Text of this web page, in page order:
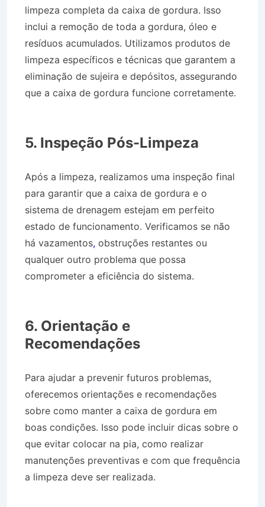
limpeza completa da caixa de gordura. Isso
inclui a remoção de toda a gordura, óleo e
resíduos acumulados. Utilizamos produtos de
limpeza específicos e técnicas que garantem a
eliminação de sujeira e depósitos, assegurando
que a caixa de gordura funcione corretamente.
5. Inspeção Pós-Limpeza
Após a limpeza, realizamos uma inspeção final
para garantir que a caixa de gordura e o
sistema de drenagem estejam em perfeito
estado de funcionamento. Verificamos se não
há vazamentos, obstruções restantes ou
qualquer outro problema que possa
comprometer a eficiência do sistema.
6. Orientação e
Recomendações
Para ajudar a prevenir futuros problemas,
oferecemos orientações e recomendações
sobre como manter a caixa de gordura em
boas condições. Isso pode incluir dicas sobre o
que evitar colocar na pia, como realizar
manutenções preventivas e com que frequência
a limpeza deve ser realizada.